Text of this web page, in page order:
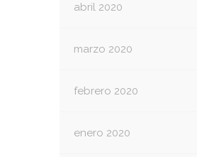
abril 2020
marzo 2020
febrero 2020
enero 2020